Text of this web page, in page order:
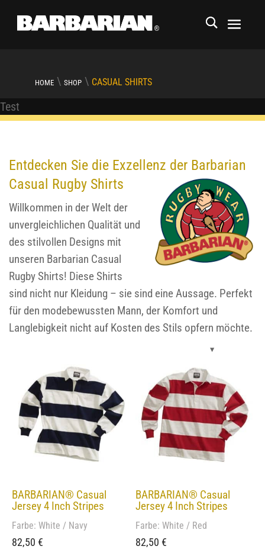
HOME \ SHOP \ CASUAL SHIRTS
Test
Entdecken Sie die Exzellenz der Barbarian
Casual Rugby Shirts
Willkommen in der Welt der
unvergleichlichen Qualität und
des stilvollen Designs mit
unseren Barbarian Casual
Rugby Shirts! Diese Shirts
sind nicht nur Kleidung – sie sind eine Aussage. Perfekt
für den modebewussten Mann, der Komfort und
Langlebigkeit nicht auf Kosten des Stils opfern möchte.
BARBARIAN® Casual
Jersey 4 Inch Stripes
Farbe: White / Navy
82,50 €
BARBARIAN® Casual
Jersey 4 Inch Stripes
Farbe: White / Red
82,50 €